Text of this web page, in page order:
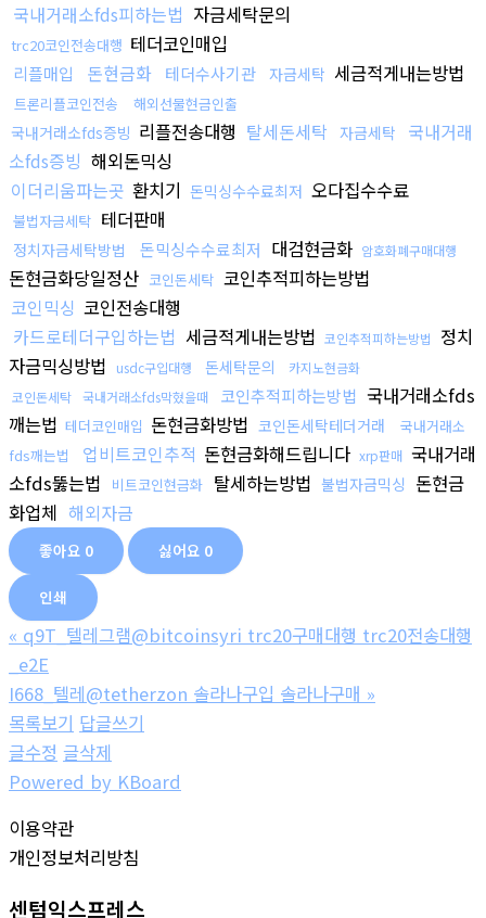
국내거래소fds피하는법 자금세탁문의
trc20코인전송대행 테더코인매입
리플매입 돈현금화 테더수사기관 자금세탁 세금적게내는방법
트론리플코인전송 해외선물현금인출
국내거래소fds증빙 리플전송대행 탈세돈세탁 자금세탁
국내거래
소fds증빙 해외돈믹싱
이더리움파는곳 환치기 돈믹싱수수료최저 오다집수수료
불법자금세탁 테더판매
정치자금세탁방법 돈믹싱수수료최저 대검현금화 암호화폐구매대행
돈현금화당일정산 코인돈세탁 코인추적피하는방법
코인믹싱 코인전송대행
카드로테더구입하는법 세금적게내는방법 코인추적피하는방법
정치
자금믹싱방법
usdc구입대행 돈세탁문의
카지노현금화
코인돈세탁 국내거래소fds막혔을때 코인추적피하는방법 국내거래소fds
깨는법 테더코인매입 돈현금화방법 코인돈세탁테더거래
국내거래소
fds깨는법
업비트코인추적 돈현금화해드립니다 xrp판매 국내거래
소fds뚫는법
비트코인현금화 탈세하는방법 불법자금믹싱 돈현금
화업체 해외자금
좋아요 0 싫어요 0
인쇄
« q9T_텔레그램@bitcoinsyri trc20구매대행 trc20전송대행
_e2E
I668_텔레@tetherzon 솔라나구입 솔라나구매 »
목록보기 답글쓰기
글수정 글삭제
Powered by KBoard
이용약관
개인정보처리방침
센텀익스프레스